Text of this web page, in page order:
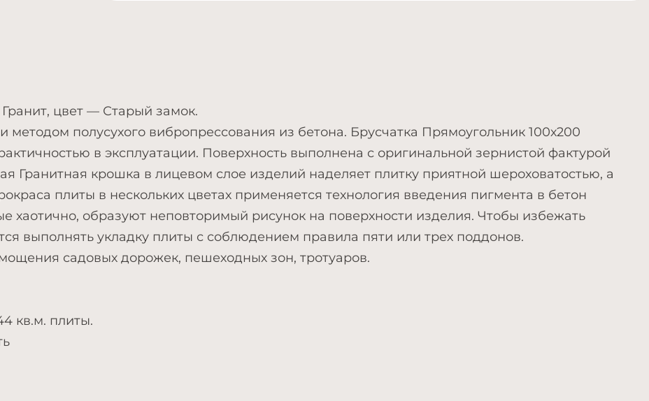
цвет — Старый замок.
методом полусухого вибропрессования из бетона. Брусчатка Прямоугольник 100х200
в эксплуатации. Поверхность выполнена с оригинальной зернистой фактурой
Гранитная крошка в лицевом слое изделий наделяет плитку приятной шероховатостью, а
плиты в нескольких цветах применяется технология введения пигмента в бетон
хаотично, образуют неповторимый рисунок на поверхности изделия. Чтобы избежать
выполнять укладку плиты с соблюдением правила пяти или трех поддонов.
садовых дорожек, пешеходных зон, тротуаров.
кв.м. плиты.